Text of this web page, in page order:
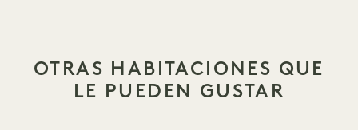
OTRAS HABITACIONES QUE
LE PUEDEN GUSTAR